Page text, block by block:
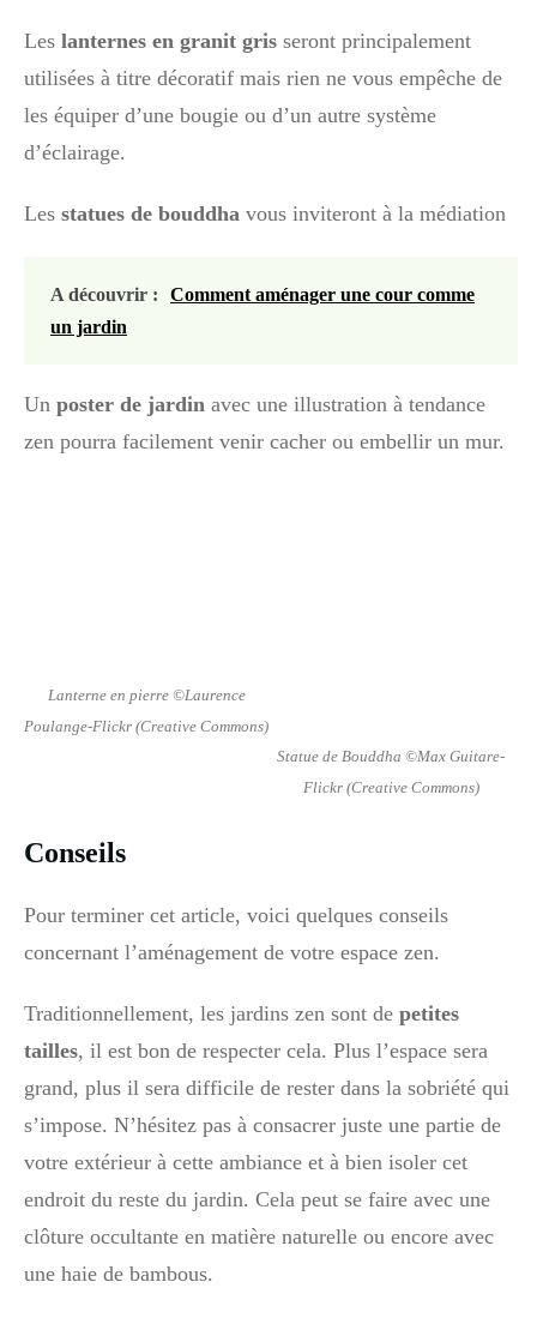
Les lanternes en granit gris seront principalement
utilisées à titre décoratif mais rien ne vous empêche de
les équiper d’une bougie ou d’un autre système
d’éclairage.
Les statues de bouddha vous inviteront à la médiation
A découvrir :
Comment aménager une cour comme
un jardin
Un poster de jardin avec une illustration à tendance
zen pourra facilement venir cacher ou embellir un mur.
Lanterne en pierre ©Laurence
Poulange-Flickr (Creative Commons)
Statue de Bouddha ©Max Guitare-
Flickr (Creative Commons)
Conseils
Pour terminer cet article, voici quelques conseils
concernant l’aménagement de votre espace zen.
Traditionnellement, les jardins zen sont de petites
tailles, il est bon de respecter cela. Plus l’espace sera
grand, plus il sera difficile de rester dans la sobriété qui
s’impose. N’hésitez pas à consacrer juste une partie de
votre extérieur à cette ambiance et à bien isoler cet
endroit du reste du jardin. Cela peut se faire avec une
clôture occultante en matière naturelle ou encore avec
une haie de bambous.